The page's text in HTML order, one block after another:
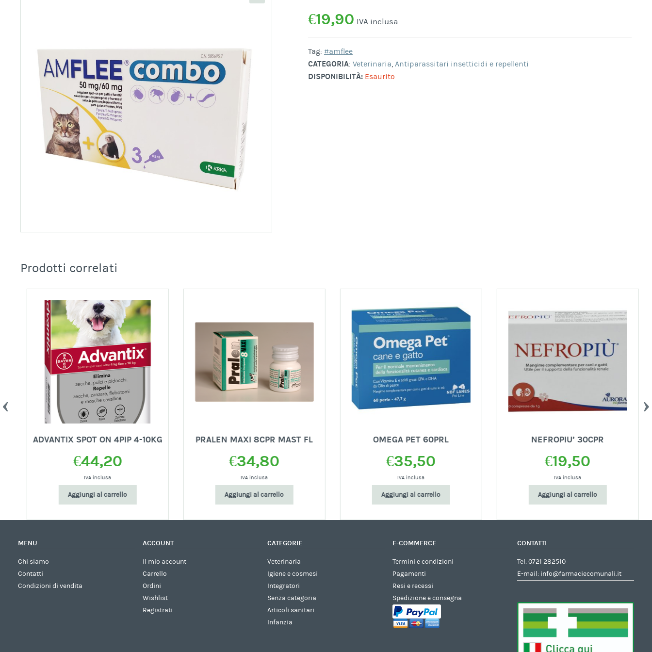
€19,90 IVA inclusa
Tag: #amflee
CATEGORIA: Veterinaria, Antiparassitari insetticidi e repellenti
DISPONIBILITÀ: Esaurito
Prodotti correlati
ADVANTIX SPOT ON 4PIP 4-10KG
€44,20
IVA inclusa
Aggiungi al carrello
PRALEN MAXI 8CPR MAST FL
€34,80
IVA inclusa
Aggiungi al carrello
OMEGA PET 60PRL
€35,50
IVA inclusa
Aggiungi al carrello
NEFROPIU’ 30CPR
€19,50
IVA inclusa
Aggiungi al carrello
MENU
Chi siamo
Contatti
Condizioni di vendita
ACCOUNT
Il mio account
Carrello
Ordini
Wishlist
Registrati
CATEGORIE
Veterinaria
Igiene e cosmesi
Integratori
Senza categoria
Articoli sanitari
Infanzia
E-COMMERCE
Termini e condizioni
Pagamenti
Resi e recessi
Spedizione e consegna
CONTATTI
Tel:0721 282510
E-mail: info@farmaciecomunali.it